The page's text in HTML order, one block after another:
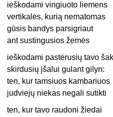
ieškodami vingiuoto liemens
vertikalės, kurią nematomas
gūsis bandys parsigriaut
ant sustingusios žemės
ieškodami pastėrusių tavo
skirdusių įšalui gulant gilyn:
ten, kur tamsiuos kambariuos
judviejų niekas negali sutikti
ten, kur tavo raudoni žiedai